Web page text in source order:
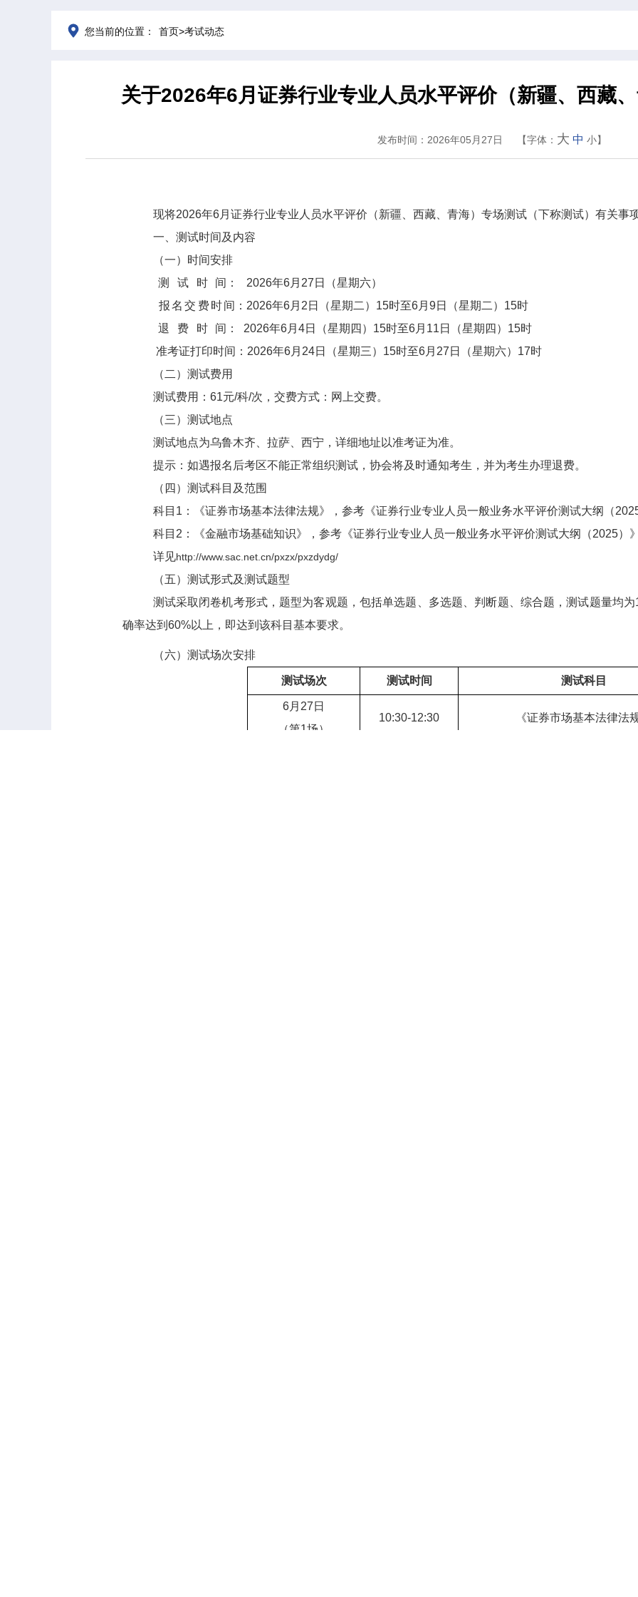
您当前的位置： 首页>考试动态
关于2026年6月证券行业专业人员水平评价（新疆、西藏
发布时间：2026年05月27日 【字体： 大 中 小】
现将2026年6月证券行业专业人员水平评价（新疆、西藏、青海）专场测试（下称测试） 有关事
一、 测试时间及内容
（一）时间安排
测试时 间 ： 2026年6月 27 日（星期六）
报名交费时间 ： 2026年6月 2 日（星期二） 15时至6月 9日（星期二） 15时
退费时 间 ： 2026年6月4日（星期四） 15时至6月 11 日（星期四） 15时
准考证打印时间： 2026年6月 24日（星期三） 15时至6月 27 日（星期六） 17时
（二）测试费用
测试费用： 61元/科/次，交费方式：网上交费。
（三）测试地点
测试地点为乌鲁木齐、拉萨、西宁，详细地址以准考证为准。
提示：如遇报名后考区不能正常组织测试，协会将及时通知考生，并为考生办理退费。
（四）测试科目及范围
科目 1 ：《证券市场基本法律法规》，参考《证券行业专业人员一般业务水平评价测试大纲（
科目 2 ：《金融市场基础知识》，参考《证券行业专业人员一般业务水平评价测试大纲（2025）》
详见http://www.sac.net.cn/pxzx/pxzdydg/
（五）测试形式及测试题型
测试采取闭卷机考形式，题型为客观题，包括单选题、多选题、判断题、综合题，测试题量均为
确率达到 60%以上，即达到该科目基本要求。
（六）测试场次安排
测试场次 测试时间 测试科目
6月 27 日
（第1场）
10:30-12:30 《证券市场基本法律法规